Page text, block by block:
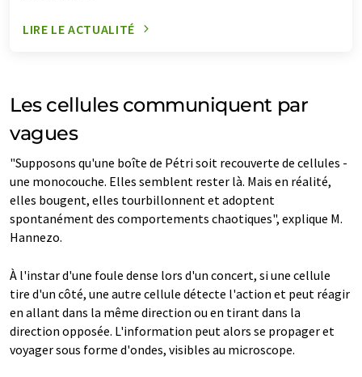
LIRE LE ACTUALITÉ
Les cellules communiquent par
vagues
"Supposons qu'une boîte de Pétri soit recouverte de cellules -
une monocouche. Elles semblent rester là. Mais en réalité,
elles bougent, elles tourbillonnent et adoptent
spontanément des comportements chaotiques", explique M.
Hannezo.
À l'instar d'une foule dense lors d'un concert, si une cellule
tire d'un côté, une autre cellule détecte l'action et peut réagir
en allant dans la même direction ou en tirant dans la
direction opposée. L'information peut alors se propager et
voyager sous forme d'ondes, visibles au microscope.